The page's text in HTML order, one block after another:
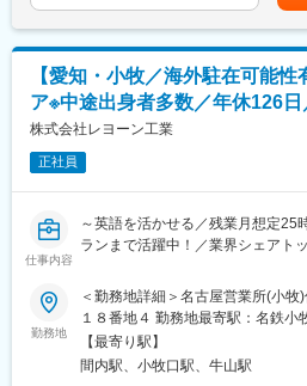
■同社の魅力：
・「高度なKiru・Kezuru・Migaku
界トップシェア製品多数◎
・半導体製造装置メーカーの中で
スをやっている唯一無二の会社。
・海外売上比率「80%以上」のグ
「ものづくりはすべて日本」の技
変更の範囲：会社の定める業務
を担当
■業務詳細：
＜数値管理について＞：財務諸表
はディーラーとなりますが、その
例)ディーラー数値管理：販売台数
財務諸表に関する数値のとりまと
＜担当拠点＞：アジア圏(ミャンマ
ル・ロシアなど)※ネイティブでは
務を実施いただきます。
は月1回)
■ご入社後について：
OJTという形でついていただき業
り賃金はあくまでも目安の金額で
能性があります。月給(月額)は固
【愛知・小牧／海外駐在可能
ア※中途出身者多数／年休126
株式会社レヨーン工業
正社員
仕事内容
～英語を活かせる／残業月想定
ランまで活躍中！／業界シェアト
■仕事内容：
自社製品であるクリーンローラー
のアフターフォロー等を担当して
長年取引のある既存顧客を中心に
勤務地
＜勤務地詳細＞名古屋営業所(小牧
１８番地４ 勤務地最寄駅：名鉄
内全面禁煙変更の範囲：会社の定
【最寄り駅】
間内駅、小牧口駅、牛山駅